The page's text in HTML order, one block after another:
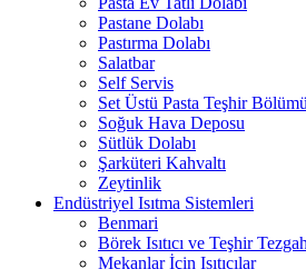
Pastane Dolabı
Pastırma Dolabı
Salatbar
Self Servis
Set Üstü Pasta Teşhir
Soğuk Hava Deposu
Sütlük Dolabı
Şarküteri Kahvaltı
Zeytinlik
Endüstriyel Isıtma Sistemleri
Benmari
Börek Isıtıcı ve Teşhir
Mekanlar İçin Isıtıcılar